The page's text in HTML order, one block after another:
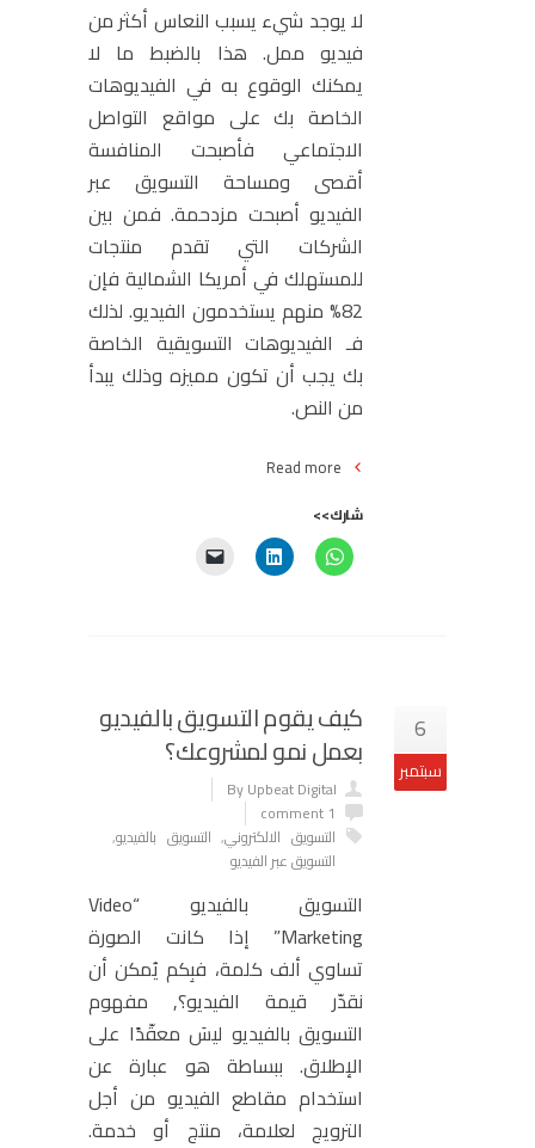
لا يوجد شيء يسبب النعاس أكثر من
فيديو ممل. هذا بالضبط ما لا
يمكنك الوقوع به في الفيديوهات
الخاصة بك على مواقع التواصل
الاجتماعي فأصبحت المنافسة
أقصى ومساحة التسويق عبر
الفيديو أصبحت مزدحمة. فمن بين
الشركات التي تقدم منتجات
للمستهلك في أمريكا الشمالية فإن
82% منهم يستخدمون الفيديو. لذلك
فـ الفيديوهات التسويقية الخاصة
بك يجب أن تكون مميزه وذلك يبدأ
من النص.
Read more
شارك>>
6
سبتمبر
كيف يقوم التسويق بالفيديو
بعمل نمو لمشروعك؟
By Upbeat Digital
1 comment
التسويق الالكتروني, التسويق بالفيديو,
التسويق عبر الفيديو
التسويق بالفيديو “Video
Marketing” إذا كانت الصورة
تساوي ألف كلمة، فبِكم يُمكن أن
نقدّر قيمة الفيديو؟, مفهوم
التسويق بالفيديو ليسَ معقّدًا على
الإطلاق. ببساطة هو عبارة عن
استخدام مقاطع الفيديو من أجل
الترويج لعلامة، منتج أو خدمة.